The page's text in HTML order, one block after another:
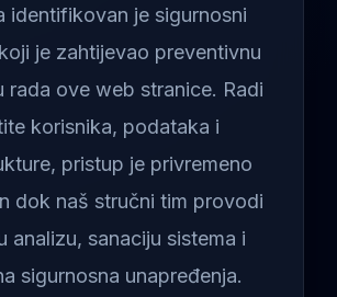
identifikovan je sigurnosni
je zahtijevao preventivnu
rada ove web stranice. Radi
korisnika, podataka i
pristup je privremeno
dok naš stručni tim provodi
analizu, sanaciju sistema i
sigurnosna unapređenja.